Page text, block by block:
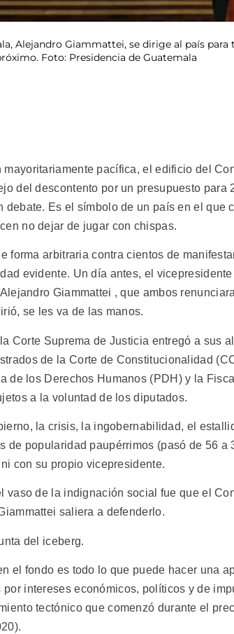
Alejandro Giammattei, se dirige al país
Foto: Presidencia de Guatemala
mayoritariamente pacífica, el edificio del
del descontento por un presupuesto para
debate. Es el símbolo de un país en el que
no dejar de jugar con chispas.
forma arbitraria contra cientos de
evidente. Un día antes, el
Giammattei , que ambos
se les va de las manos.
Corte Suprema de Justicia entregó a sus
de la Corte de Constitucionalidad
de los Derechos Humanos (PDH) y la
a la voluntad de los diputados.
la crisis, la ingobernabilidad, el
de popularidad paupérrimos (pasó de 56 a
con su propio vicepresidente.
vaso de la indignación social fue que el
saliera a defenderlo.
del iceberg.
el fondo es todo lo que puede hacer una
por intereses económicos, políticos y de
tectónico que comenzó durante el